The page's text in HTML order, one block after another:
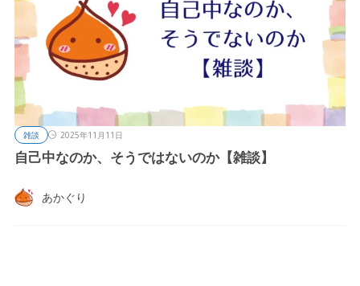
雑談 2025年11月11日
自己中なのか、そうではないのか【雑談】
あかぐり